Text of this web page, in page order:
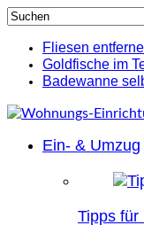
Fliesen
Goldfische im
Badewanne
Ein- & Umzug
Tipps für